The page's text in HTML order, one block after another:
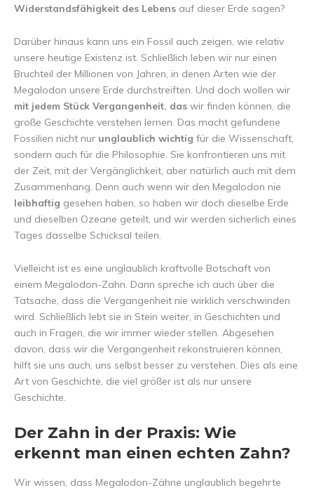
Widerstandsfähigkeit des Lebens auf dieser Erde sagen?
Darüber hinaus kann uns ein Fossil auch zeigen, wie relativ
unsere heutige Existenz ist. Schließlich leben wir nur einen
Bruchteil der Millionen von Jahren, in denen Arten wie der
Megalodon unsere Erde durchstreiften. Und doch wollen wir
mit jedem Stück Vergangenheit, das wir finden können, die
große Geschichte verstehen lernen. Das macht gefundene
Fossilien nicht nur unglaublich wichtig für die Wissenschaft,
sondern auch für die Philosophie. Sie konfrontieren uns mit
der Zeit, mit der Vergänglichkeit, aber natürlich auch mit dem
Zusammenhang. Denn auch wenn wir den Megalodon nie
leibhaftig gesehen haben, so haben wir doch dieselbe Erde
und dieselben Ozeane geteilt, und wir werden sicherlich eines
Tages dasselbe Schicksal teilen.
Vielleicht ist es eine unglaublich kraftvolle Botschaft von
einem Megalodon-Zahn. Dann spreche ich auch über die
Tatsache, dass die Vergangenheit nie wirklich verschwinden
wird. Schließlich lebt sie in Stein weiter, in Geschichten und
auch in Fragen, die wir immer wieder stellen. Abgesehen
davon, dass wir die Vergangenheit rekonstruieren können,
hilft sie uns auch, uns selbst besser zu verstehen. Dies als eine
Art von Geschichte, die viel größer ist als nur unsere
Geschichte.
Der Zahn in der Praxis: Wie
erkennt man einen echten Zahn?
Wir wissen, dass Megalodon-Zähne unglaublich begehrte